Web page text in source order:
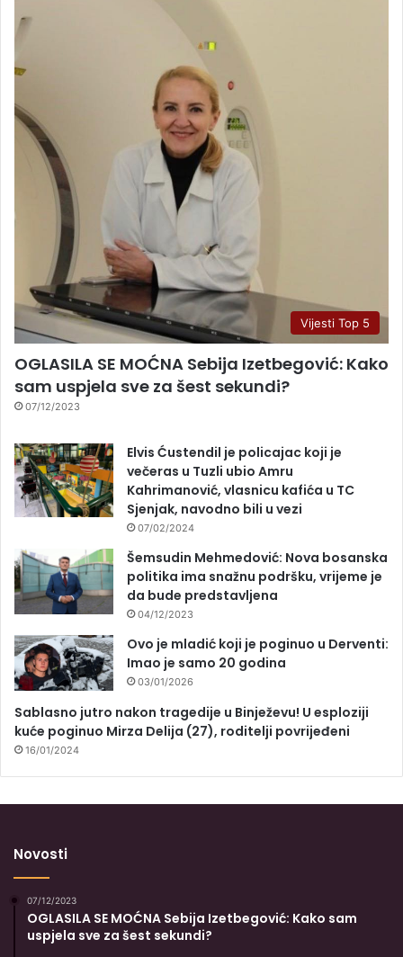
Vijesti Top 5
OGLASILA SE MOĆNA Sebija Izetbegović: Kako
sam uspjela sve za šest sekundi?
07/12/2023
Elvis Ćustendil je policajac koji je
večeras u Tuzli ubio Amru
Kahrimanović, vlasnicu kafića u TC
Sjenjak, navodno bili u vezi
07/02/2024
Šemsudin Mehmedović: Nova bosanska
politika ima snažnu podršku, vrijeme je
da bude predstavljena
04/12/2023
Ovo je mladić koji je poginuo u Derventi:
Imao je samo 20 godina
03/01/2026
Sablasno jutro nakon tragedije u Binježevu! U esploziji
kuće poginuo Mirza Delija (27), roditelji povrijeđeni
16/01/2024
Novosti
07/12/2023
OGLASILA SE MOĆNA Sebija Izetbegović: Kako sam
uspjela sve za šest sekundi?